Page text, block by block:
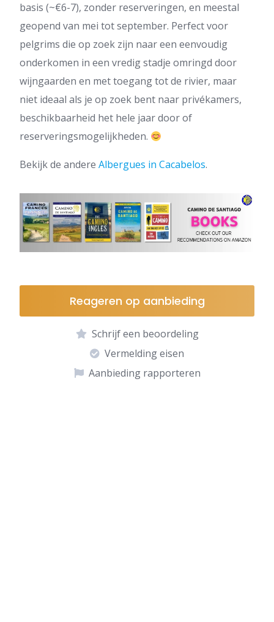
basis (~€6-7), zonder reserveringen, en meestal
geopend van mei tot september. Perfect voor
pelgrims die op zoek zijn naar een eenvoudig
onderkomen in een vredig stadje omringd door
wijngaarden en met toegang tot de rivier, maar
niet ideaal als je op zoek bent naar privékamers,
beschikbaarheid het hele jaar door of
reserveringsmogelijkheden.
Bekijk de andere Albergues in Cacabelos.
Reageren op aanbieding
Schrijf een beoordeling
Vermelding eisen
Aanbieding rapporteren